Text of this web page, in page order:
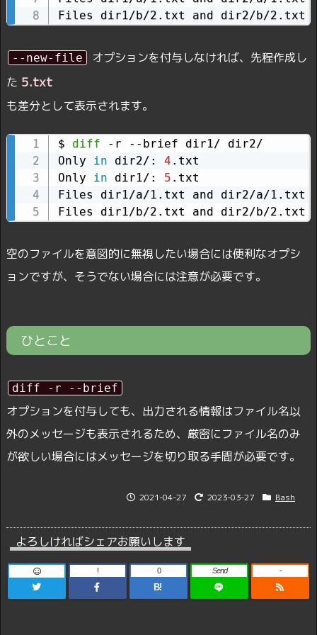
Files dir1/b/2.txt and dir2/b/2.txt
--new-file
オプションを付与しなければ、先程作成し
た 5.txt
も差分として表示されます。
$ diff -r --brief dir1/ dir2/
Only in dir2/: 4 .txt
Only in dir1/: 5 .txt
Files dir1/a/1.txt and dir2/a/1.txt
Files dir1/b/2.txt and dir2/b/2.txt
空のファイルを意図的に無視したい場合には便利なオプシ
ョンですが、そうでない場合には注意が必要です。
ひとこと
diff -r --brief
オプションを付与しても、出力される情報はファイル名以
外のメッセージも表示されるため、厳密にファイル名のみ
が欲しい場合にはメッセージを切り取る手間が必要です。
2021-04-27 2023-03-27 Bash
よろしければシェアお願いします
!
B!
0 Send -